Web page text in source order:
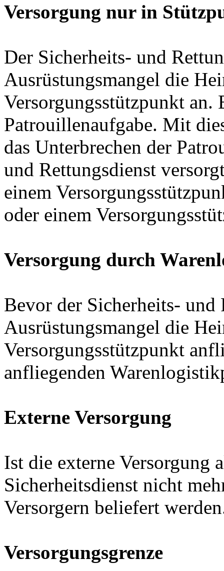
Versorgung nur in
Der Sicherheits- und
Ausrüstungsmangel die
Versorgungsstützpunkt an.
Patrouillenaufgabe. Mit
das Unterbrechen der
und Rettungsdienst
einem
oder einem
Versorgung durch
Bevor der Sicherheits- und
Ausrüstungsmangel die
Versorgungsstützpunkt
anfliegenden
Externe Versorgung
Ist die externe Versorgung
Sicherheitsdienst nicht
Versorgern beliefert
Versorgungsgrenze